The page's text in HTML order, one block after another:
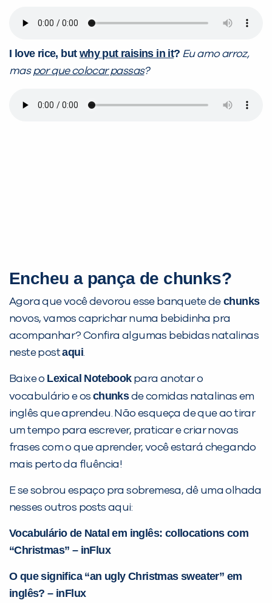
I love rice, but why put raisins in it? Eu amo arroz,
maspor que colocar passas?
Encheu a pança de chunks?
Agora que você devorou esse banquete dechunks
novos, vamos caprichar numa bebidinha pra
acompanhar? Confira algumas bebidas natalinas
neste postaqui.
Baixe o Lexical Notebookpara anotar o
vocabulário e os chunksde comidas natalinas em
inglês que aprendeu. Não esqueça de que ao tirar
um tempo para escrever, praticar e criar novas
frases com o que aprender, você estará chegando
mais perto da fluência!
E se sobrou espaço pra sobremesa, dê uma olhada
nesses outros posts aqui:
Vocabulário de Natal em inglês: collocations com
“Christmas” – inFlux
O que significa “an ugly Christmas sweater” em
inglês? – inFlux